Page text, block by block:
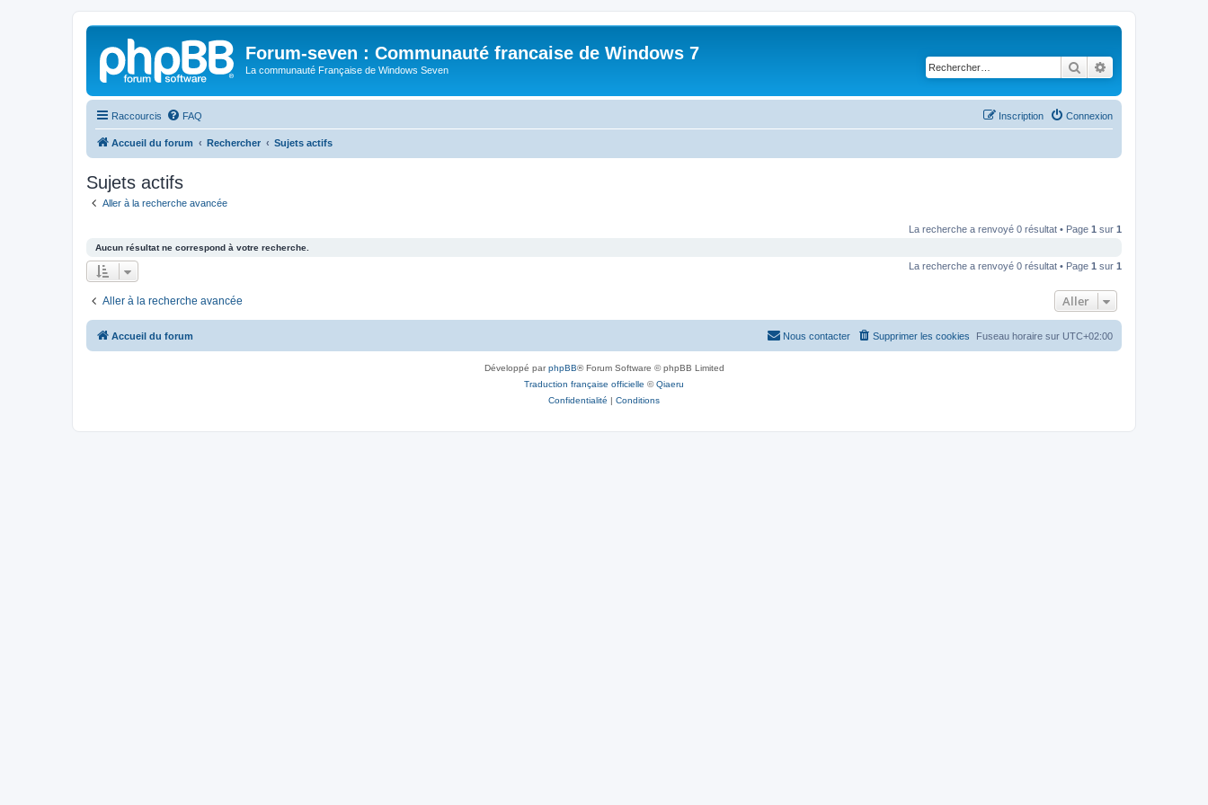
Forum-seven : Communauté francaise de Windows 7
La communauté Française de Windows Seven Rechercher
Raccourcis FAQ Connexion
Inscription
Accueil du forum Rechercher Sujets actifs
Sujets actifs
Aller à la recherche avancée
La recherche a renvoyé 0 résultat • Page 1 sur 1
Aucun résultat ne correspond à votre recherche.
La recherche a renvoyé 0 résultat • Page 1 sur 1
Aller à la recherche avancée Aller
Accueil du forum Fuseau horaire sur UTC+02:00
Supprimer les cookies
Nous contacter
Développé parphpBB® Forum Software © phpBB Limited
Traduction française officielle ©Qiaeru
Confidentialité | Conditions